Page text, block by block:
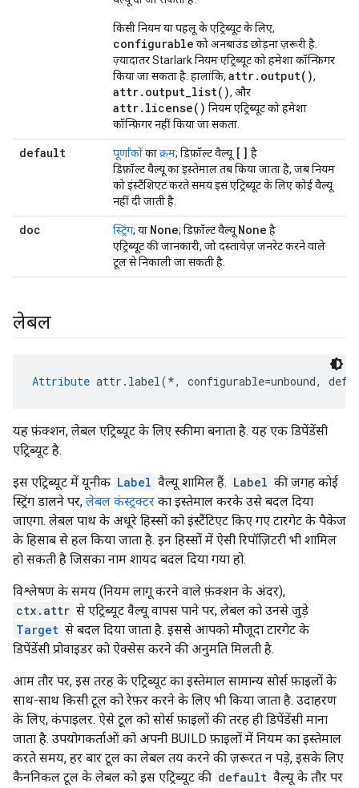
किसी नियम या पहलू के एट्रिब्यूट के लिए,
configurable को अनबाउंड छोड़ना ज़रूरी है.
ज़्यादातर Starlark नियम एट्रिब्यूट को हमेशा कॉन्फ़िगर
किया जा सकता है. हालांकि, attr.output(),
attr.output_list(), और
attr.license() नियम एट्रिब्यूट को हमेशा
कॉन्फ़िगर नहीं किया जा सकता.
default पूर्णांकोंकाक्रम; डिफ़ॉल्ट वैल्यू [] है
डिफ़ॉल्ट वैल्यू का इस्तेमाल तब किया जाता है, जब नियम
को इंस्टैंशिएट करते समय इस एट्रिब्यूट के लिए कोई वैल्यू
नहीं दी जाती है.
doc स्ट्रिंग; या None; डिफ़ॉल्ट वैल्यू None है
एट्रिब्यूट की जानकारी, जो दस्तावेज़ जनरेट करने वाले
टूल से निकाली जा सकती है.
लेबल
Attribute attr.label(*, configurable=unbound,
यह फ़ंक्शन, लेबल एट्रिब्यूट के लिए स्कीमा बनाता है. यह एक डिपेंडेंसी
एट्रिब्यूट है.
इस एट्रिब्यूट में यूनीक Label वैल्यू शामिल हैं. Label की जगह कोई
स्ट्रिंग डालने पर, लेबल कंस्ट्रक्टर का इस्तेमाल करके उसे बदल दिया
जाएगा. लेबल पाथ के अधूरे हिस्सों को इंस्टैंटिएट किए गए टारगेट के पैकेज
के हिसाब से हल किया जाता है. इन हिस्सों में ऐसी रिपॉज़िटरी भी शामिल
हो सकती है जिसका नाम शायद बदल दिया गया हो.
विश्लेषण के समय (नियम लागू करने वाले फ़ंक्शन के अंदर),
ctx.attr से एट्रिब्यूट वैल्यू वापस पाने पर, लेबल को उनसे जुड़े
Target से बदल दिया जाता है. इससे आपको मौजूदा टारगेट के
डिपेंडेंसी प्रोवाइडर को ऐक्सेस करने की अनुमति मिलती है.
आम तौर पर, इस तरह के एट्रिब्यूट का इस्तेमाल सामान्य सोर्स फ़ाइलों के
साथ-साथ किसी टूल को रेफ़र करने के लिए भी किया जाता है. उदाहरण
के लिए, कंपाइलर. ऐसे टूल को सोर्स फ़ाइलों की तरह ही डिपेंडेंसी माना
जाता है. उपयोगकर्ताओं को अपनी BUILD फ़ाइलों में नियम का इस्तेमाल
करते समय, हर बार टूल का लेबल तय करने की ज़रूरत न पड़े, इसके लिए
कैननिकल टूल के लेबल को इस एट्रिब्यूट की default वैल्यू के तौर पर